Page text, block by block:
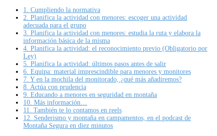
1. Cumpliendo la normativa
2. Planifica la actividad con menores: escoger una actividad
adecuada para el grupo
3. Planifica la actividad con menores: estudia la ruta y elabora la
información básica de la misma
4. Planifica la actividad: el reconocimiento previo (Obligatorio por
Ley)
5. Planifica la actividad: últimos pasos antes de salir
6. Equipa: material imprescindible para menores y monitores
7. Y en la mochila del monitorado, ¿qué más añadiremos?
8. Actúa con prudencia
9. Educando a menores en seguridad en montaña
10. Más información…
11. También te lo contamos en reels
12. Senderismo y montaña en campamentos, en el podcast de
Montaña Segura en diez minutos